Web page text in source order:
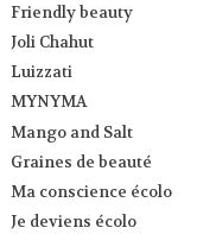
Friendly beauty
Joli Chahut
Luizzati
MYNYMA
Mango and Salt
Graines de beauté
Ma conscience écolo
Je deviens écolo